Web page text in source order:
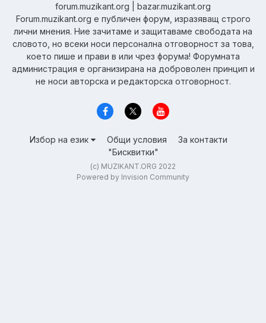
forum.muzikant.org | bazar.muzikant.org
Forum.muzikant.org е публичен форум, изразяващ строго
лични мнения. Ние зачитаме и защитаваме свободата на
словото, но всеки носи персонална отговорност за това,
което пише и прави в или чрез форума! Форумната
администрация е организирана на доброволен принцип и
не носи авторска и редакторска отговорност.
Избор на език Общи условия
За контакти
"Бисквитки"
(c) MUZIKANT.ORG 2022
Powered by Invision Community